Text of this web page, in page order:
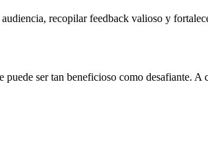
recopilar feedback valioso y
ser tan beneficioso como desafiante.